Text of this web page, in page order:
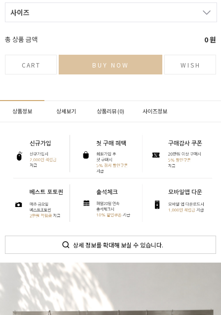
사이즈
총 상품 금액 0원
CART BUY NOW WISH
상품정보 상세보기 상품리뷰 (0) 사이즈정보
상세 정보를 확대해 보실 수 있습니다.